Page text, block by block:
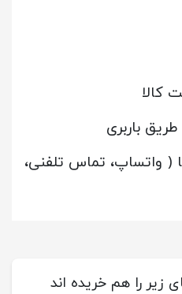
کالا
باربری
( واتساپ، تماس تلفنی،
زیر را هم خریده اند